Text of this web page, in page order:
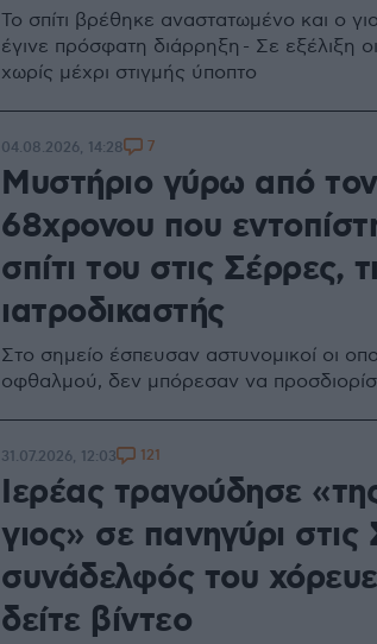
Το σπίτι βρέθηκε αναστατωμένο και ο
έγινε πρόσφατη διάρρηξη - Σε εξέλιξη
χωρίς μέχρι στιγμής ύποπτο
Μυστήριο γύρω από
68χρονου που
σπίτι του στις Σέρρες,
ιατροδικαστής
Στο σημείο έσπευσαν αστυνομικοί οι
οφθαλμού, δεν μπόρεσαν να
04.08.2026, 14:28 7
Ιερέας τραγούδησε
γιος» σε πανηγύρι στις
συνάδελφός του χόρευε
δείτε βίντεο
31.07.2026, 12:03 121